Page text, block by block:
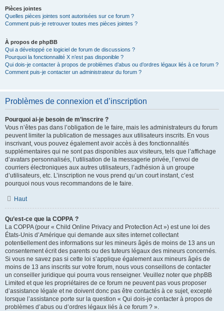
Pièces jointes
Quelles pièces jointes sont autorisées sur ce forum ?
Comment puis-je retrouver toutes mes pièces jointes ?
À propos de phpBB
Qui a développé ce logiciel de forum de discussions ?
Pourquoi la fonctionnalité X n’est pas disponible ?
Qui dois-je contacter à propos de problèmes d’abus ou d’ordres légaux liés à ce forum ?
Comment puis-je contacter un administrateur du forum ?
Problèmes de connexion et d’inscription
Pourquoi ai-je besoin de m’inscrire ?
Vous n’êtes pas dans l’obligation de le faire, mais les administrateurs du forum
peuvent limiter la publication de messages aux utilisateurs inscrits. En vous
inscrivant, vous pouvez également avoir accès à des fonctionnalités
supplémentaires qui ne sont pas disponibles aux visiteurs, tels que l’affichage
d’avatars personnalisés, l’utilisation de la messagerie privée, l’envoi de
courriers électroniques aux autres utilisateurs, l’adhésion à un groupe
d’utilisateurs, etc. L’inscription ne vous prend qu’un court instant, c’est
pourquoi nous vous recommandons de le faire.
Haut
Qu’est-ce que la COPPA ?
La COPPA (pour « Child Online Privacy and Protection Act ») est une loi des
États-Unis d’Amérique qui demande aux sites internet collectant
potentiellement des informations sur les mineurs âgés de moins de 13 ans un
consentement écrit des parents ou des tuteurs légaux des mineurs concernés.
Si vous ne savez pas si cette loi s’applique également aux mineurs âgés de
moins de 13 ans inscrits sur votre forum, nous vous conseillons de contacter
un conseiller juridique qui pourra vous renseigner. Veuillez noter que phpBB
Limited et que les propriétaires de ce forum ne peuvent pas vous proposer
d’assistance légale et ne doivent donc pas être contactés à ce sujet, excepté
lorsque l’assistance porte sur la question « Qui dois-je contacter à propos de
problèmes d’abus ou d’ordres légaux liés à ce forum ? ».